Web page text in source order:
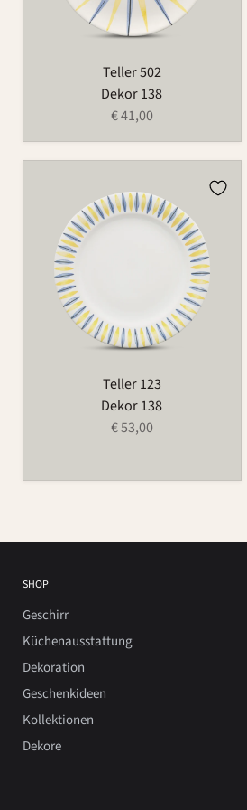
Teller 502
Dekor 138
€ 41,00
Teller 123
Dekor 138
€ 53,00
SHOP
Geschirr
Küchenausstattung
Dekoration
Geschenkideen
Kollektionen
Dekore